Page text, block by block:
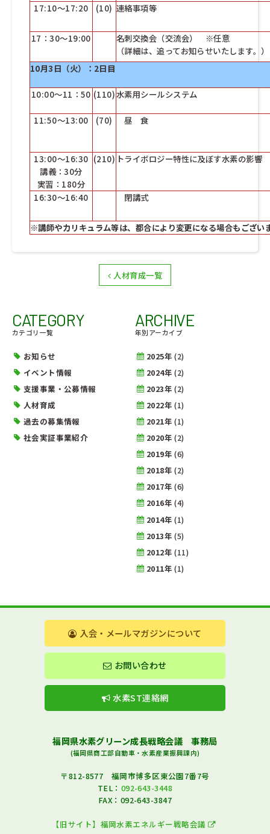
CATEGORY
カテゴリ一覧
お知らせ
イベント情報
支援事業・公募情報
人材育成
過去の募集情報
社会実証事業紹介
ARCHIVE
年別アーカイブ
2025年 (2)
2024年 (2)
2023年 (2)
2022年 (1)
2021年 (1)
2020年 (2)
2019年 (6)
2018年 (2)
2017年 (6)
2016年 (4)
2014年 (1)
2013年 (5)
2012年 (11)
2011年 (1)
17:10～17:20 (10) 連絡事項等
17：30～19:00
名刺交換会（交流会） ※任意
（詳細は、追ってお知らせいたします。）
10月3日（火）：2日目
10:00～11：50 (110)水素用シールシステム
11:50～13:00 (70) 昼 食
13:00～16:30
講義：30分
実習：180分
(210) トライボロジー特性に及ぼす水素の影響
16:30～16:40 閉講式
※講師やカリキュラム等は、都合により変更になる場合もござい
人材育成一覧
入会・メールマガジンについて
お問い合わせ
水素ST連絡網
福岡県水素グリーン成長戦略会議 事務局
(福岡県商工部自動車・水素産業振興課内)
〒812-8577 福岡市博多区東公園7番7号
TEL： 092-643-3448
FAX：092-643-3847
【旧サイト】福岡水素エネルギー戦略会議